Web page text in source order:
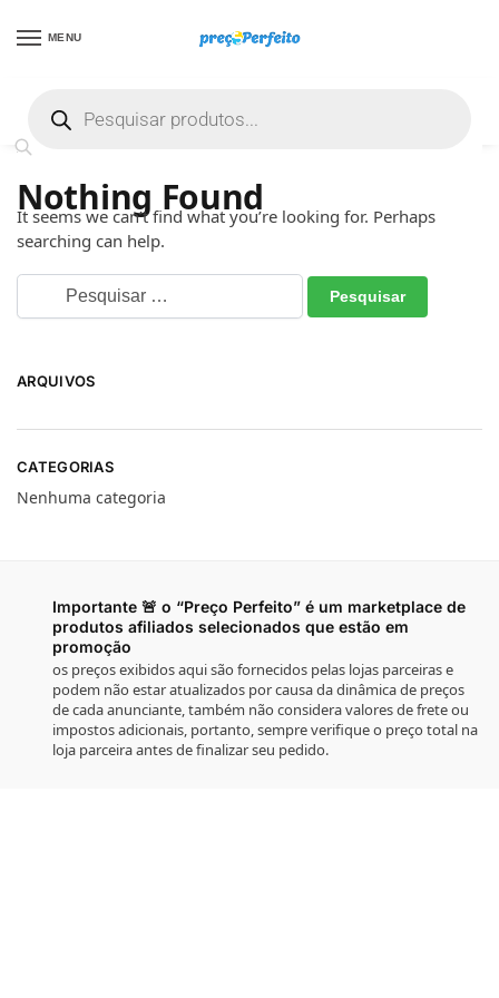
MENU
Início
Nothing Found
It seems we can’t find what you’re looking for. Perhaps
searching can help.
ARQUIVOS
CATEGORIAS
Nenhuma categoria
Importante 🚨 o “Preço Perfeito” é um marketplace de
produtos afiliados selecionados que estão em
promoção
os preços exibidos aqui são fornecidos pelas lojas parceiras e
podem não estar atualizados por causa da dinâmica de preços
de cada anunciante, também não considera valores de frete ou
impostos adicionais, portanto, sempre verifique o preço total na
loja parceira antes de finalizar seu pedido.